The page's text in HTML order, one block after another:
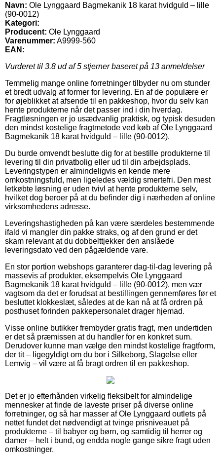
Navn: Ole Lynggaard Bagmekanik 18 karat hvidguld – lille
(90-0012)
Kategori:
Producent: Ole Lynggaard
Varenummer: A9999-560
EAN:
Vurderet til 3.8 ud af 5 stjerner baseret på 13 anmeldelser
Temmelig mange online forretninger tilbyder nu om stunder
et bredt udvalg af former for levering. En af de populære er
for øjeblikket at afsende til en pakkeshop, hvor du selv kan
hente produkterne når det passer ind i din hverdag.
Fragtløsningen er jo usædvanlig praktisk, og typisk desuden
den mindst kostelige fragtmetode ved køb af Ole Lynggaard
Bagmekanik 18 karat hvidguld – lille (90-0012).
Du burde omvendt beslutte dig for at bestille produkterne til
levering til din privatbolig eller ud til din arbejdsplads.
Leveringstypen er almindeligvis en kende mere
omkostningsfuld, men ligeledes vældig smertefri. Den mest
letkøbte løsning er uden tvivl at hente produkterne selv,
hvilket dog beroer på at du befinder dig i nærheden af online
virksomhedens adresse.
Leveringshastigheden på kan være særdeles bestemmende
ifald vi mangler din pakke straks, og af den grund er det
skam relevant at du dobbelttjekker den anslåede
leveringsdato ved den pågældende vare.
En stor portion webshops garanterer dag-til-dag levering på
massevis af produkter, eksempelvis Ole Lynggaard
Bagmekanik 18 karat hvidguld – lille (90-0012), men vær
vagtsom da det er forudsat at bestillingen gennemføres før et
besluttet klokkeslæt, således at de kan nå at få ordren på
posthuset forinden pakkepersonalet drager hjemad.
Visse online butikker frembyder gratis fragt, men undertiden
er det så præmissen at du handler for en konkret sum.
Derudover kunne man vælge den mindst kostelige fragtform,
der tit – ligegyldigt om du bor i Silkeborg, Slagelse eller
Lemvig – vil være at få bragt ordren til en pakkeshop.
Det er jo efterhånden virkelig fleksibelt for almindelige
mennesker at finde de laveste priser på diverse online
forretninger, og så har masser af Ole Lynggaard outlets på
nettet fundet det nødvendigt at tvinge prisniveauet på
produkterne – til babyer og børn, og samtidig til herrer og
damer – helt i bund, og endda nogle gange sikre fragt uden
omkostninger.